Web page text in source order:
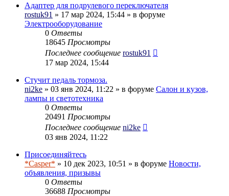
Адаптер для подрулевого переключателя
rostuk91 » 17 мар 2024, 15:44 » в форуме
Электрооборудование
0 Ответы
18645 Просмотры
Последнее сообщение rostuk91
17 мар 2024, 15:44
Стучит педаль тормоза.
ni2ke » 03 янв 2024, 11:22 » в форуме Салон и кузов,
лампы и светотехника
0 Ответы
20491 Просмотры
Последнее сообщение ni2ke
03 янв 2024, 11:22
Присоединяйтесь
*Casper* » 10 дек 2023, 10:51 » в форуме Новости,
объявления, призывы
0 Ответы
36688 Просмотры